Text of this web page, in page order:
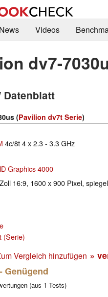
News Videos
dv7-
(Pavilion dv7t Serie)
4c/8t 4 x 2.3 - 3.3 GHz
Graphics 4000
16:9, 1600 x 900 Pixel,
(Serie)
Vergleich hinzufügen »
- Genügend
(aus 1 Tests)